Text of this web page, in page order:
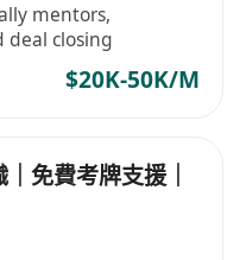
mentors,
deal closing
$20K-50K/M
免費考牌支援｜